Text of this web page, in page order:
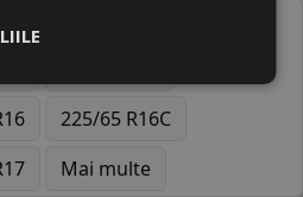
225/65 R16C
Mai multe